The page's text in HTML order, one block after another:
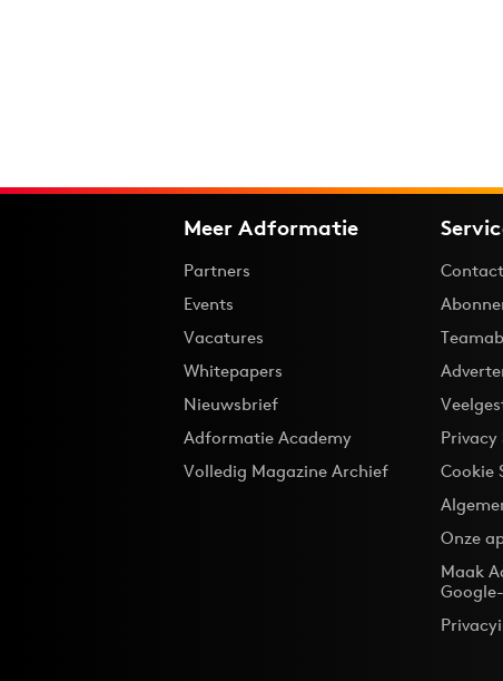
Meer Adformatie
Partners
Events
Vacatures
Whitepapers
Nieuwsbrief
Adformatie Academy
Volledig Magazine Archief
Contact
Cookie
Onze
Maak